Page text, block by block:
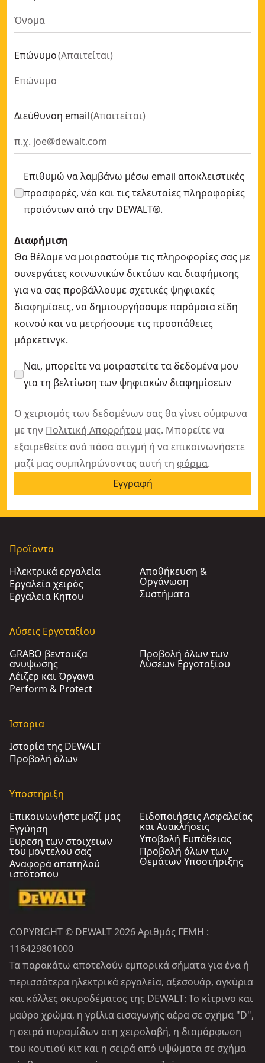
54v XR® Flexvolt Brushless Αντιστοιχεί σε 65 Cm
54v XR® Flexvolt Brushless Φυσητήρας - Χωρίς Μπαταρία
54V XR® Flexvolt Blower - 1 X 9Ah
18V XR® Ψαλίδι Μπορντούρας με Τηλεσκοπικό Στέλεχος -
Αλυσοπρίονο επί κοντού 18V XR®
18V XR® Κλαδευτήρι φράχτη 55cm (Άνοιγμα λεπίδας
18V XR® Τηλεσκοπικό Κλαδευτήρι Φράχτη (Μόνο
Επώνυμο(Απαιτείται)
Διεύθυνση email(Απαιτείται)
Επιθυμώ να λαμβάνω μέσω email αποκλειστικές
προσφορές, νέα και τις τελευταίες πληροφορίες
προϊόντων από την DEWALT®.
Διαφήμιση
Θα θέλαμε να μοιραστούμε τις πληροφορίες σας με
συνεργάτες κοινωνικών δικτύων και διαφήμισης
για να σας προβάλλουμε σχετικές ψηφιακές
διαφημίσεις, να δημιουργήσουμε παρόμοια είδη
κοινού και να μετρήσουμε τις προσπάθειες
μάρκετινγκ.
Ναι, μπορείτε να μοιραστείτε τα δεδομένα μου
για τη βελτίωση των ψηφιακών διαφημίσεων
Ο χειρισμός των δεδομένων σας θα γίνει σύμφωνα
με την Πολιτική Απορρήτου μας. Μπορείτε να
εξαιρεθείτε ανά πάσα στιγμή ή να επικοινωνήσετε
μαζί μας συμπληρώνοντας αυτή τη φόρμα.
Εγγραφή
Προϊοντα
Ηλεκτρικά εργαλεία
Εργαλεία χειρός
Εργαλεια Κηπου​
Αποθήκευση &
Οργάνωση
Συστήματα
Λύσεις Εργοταξίου
GRABO βεντουζα
ανυψωσης
Λέιζερ και Όργανα
Perform & Protect
Προβολή όλων των
Λύσεων Εργοταξίου
Ιστορια
Ιστορία της DEWALT
Προβολή όλων
Υποστήριξη
Επικοινωνήστε μαζί μας
Εγγύηση
Ευρεση των στοιχειων
του μοντελου σας
Αναφορά απατηλού
ιστότοπου
Ειδοποιήσεις Ασφαλείας
και Ανακλήσεις
Υποβολή Ευπάθειας
Προβολή όλων των
Θεμάτων Υποστήριξης
COPYRIGHT © DEWALT 2026 Αριθμός ΓΕΜΗ :
116429801000
Τα παρακάτω αποτελούν εμπορικά σήματα για ένα ή
περισσότερα ηλεκτρικά εργαλεία, αξεσουάρ, αγκύρια
και κόλλες σκυροδέματος της DEWALT: Το κίτρινο και
μαύρο χρώμα, η γρίλια εισαγωγής αέρα σε σχήμα "D",
η σειρά πυραμίδων στη χειρολαβή, η διαμόρφωση
του κουτιού κιτ και η σειρά από υψώματα σε σχήμα